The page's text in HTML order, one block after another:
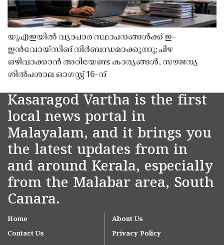
യുഎഇയിൽ വ്യാപാര സ്ഥാപനങ്ങൾക്ക് ഇ-
ഇൻവോയ്സിങ് നിർബന്ധമാക്കുന്നു; പിഴ
ഒഴിവാക്കാൻ അറിയേണ്ട കാര്യങ്ങൾ, സൗജന്യ
ശിൽപശാല ഓഗസ്റ്റ് 16-ന്
Kasaragod Vartha is the first
local news portal in
Malayalam, and it brings you
the latest updates from in
and around Kerala, especially
from the Malabar area, South
Canara.
Home
About Us
Contact Us
Privacy Policy